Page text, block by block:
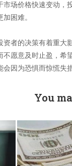
场价格快速变动
困难。
者的决策有着重大
愿意及时止盈，
因为恐惧而惊慌失
You